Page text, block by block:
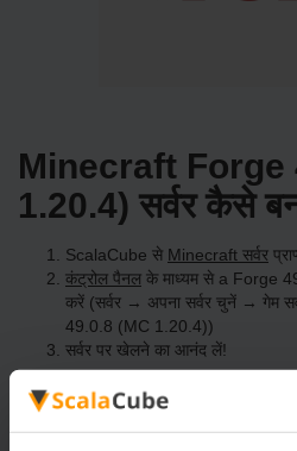
Minecraft Forge
1.20.4) सर्वर कैसे
ScalaCube से Minecraft सर्वर
कंट्रोल पैनल के माध्यम से a Forge
करें (सर्वर → अपना सर्वर चुनें → गेम
49.0.8 (MC 1.20.4))
सर्वर पर खेलने का आनंद लें!